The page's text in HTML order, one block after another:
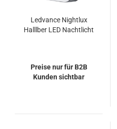
Ledvance Nightlux
Halllber LED Nachtlicht
Preise nur für B2B
Kunden sichtbar